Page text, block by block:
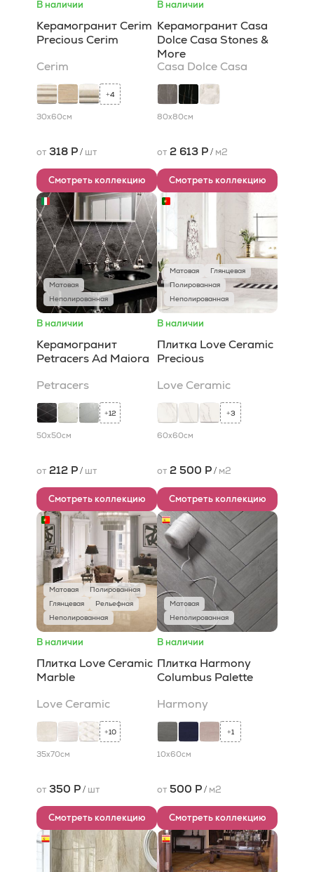
В наличии
Керамогранит Cerim
Precious Cerim
Cerim
+4
30x60см
от 318 Р/ шт
Смотреть коллекцию
В наличии
Керамогранит Casa
Dolce Casa Stones &
More
Casa Dolce Casa
80x80см
от 2 613 Р/ м2
Смотреть коллекцию
Матовая
Неполированная
В наличии
Керамогранит
Petracers Ad Maiora
Petracers
+12
50x50см
от 212 Р/ шт
Смотреть коллекцию
Матовая
Глянцевая
Полированная
Неполированная
В наличии
Плитка Love Ceramic
Precious
Love Ceramic
+3
60x60см
от 2 500 Р/ м2
Смотреть коллекцию
Матовая
Полированная
Глянцевая
Рельефная
Неполированная
В наличии
Плитка Love Ceramic
Marble
Love Ceramic
+10
35x70см
от 350 Р/ шт
Смотреть коллекцию
Матовая
Неполированная
В наличии
Плитка Harmony
Columbus Palette
Harmony
+1
10x60см
от 500 Р/ м2
Смотреть коллекцию